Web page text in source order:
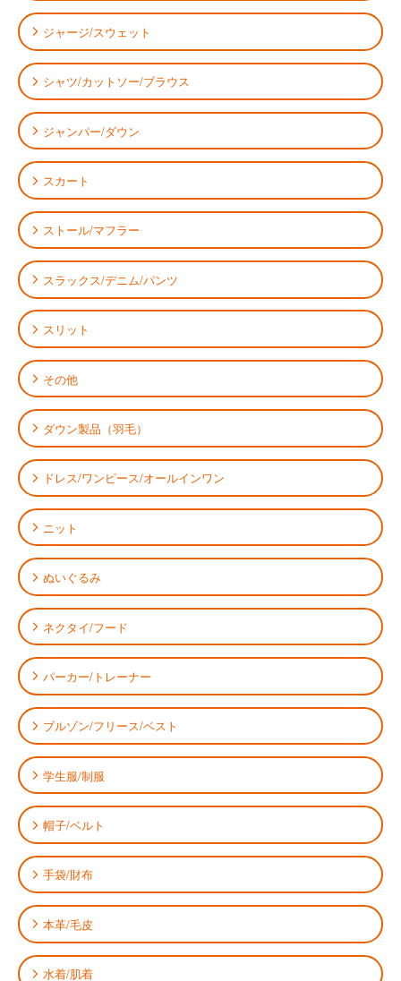
ジャージ/スウェット
シャツ/カットソー/ブラウス
ジャンパー/ダウン
スカート
ストール/マフラー
スラックス/デニム/パンツ
スリット
その他
ダウン製品（羽毛）
ドレス/ワンピース/オールインワン
ニット
ぬいぐるみ
ネクタイ/フード
パーカー/トレーナー
ブルゾン/フリース/ベスト
学生服/制服
帽子/ベルト
手袋/財布
本革/毛皮
水着/肌着